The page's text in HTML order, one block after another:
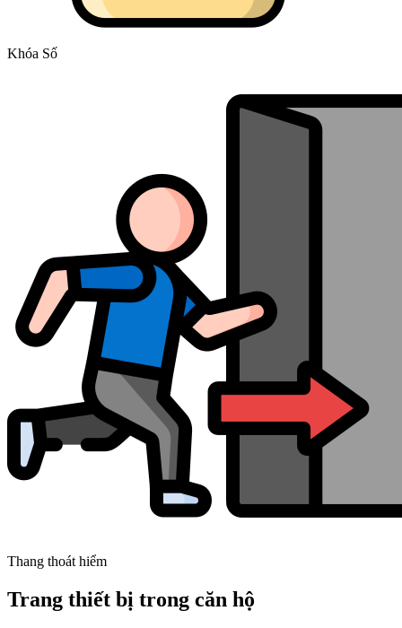
Khóa Số
Thang thoát hiểm
Trang thiết bị trong căn hộ